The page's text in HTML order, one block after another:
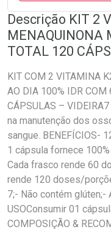
Descrição KIT 2
MENAQUINONA
TOTAL 120
KIT COM 2 VITAMINA
AO DIA 100% IDR COM
CÁPSULAS –
na manutenção dos
sangue. BENEFÍCIOS-
1 cápsula fornece
Cada frasco rende 60
rende 120 doses/
7;- Não contém glúten;-
USOConsumir 01
COMPOSIÇÃO &